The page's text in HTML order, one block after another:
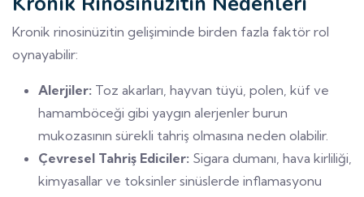
Kronik rinosinüzitin gelişiminde birden fazla faktör rol
oynayabilir:
Alerjiler: Toz akarları, hayvan tüyü, polen, küf ve
hamamböceği gibi yaygın alerjenler burun
mukozasının sürekli tahriş olmasına neden olabilir.
Çevresel Tahriş Ediciler: Sigara dumanı, hava kirliliği,
kimyasallar ve toksinler sinüslerde inflamasyonu